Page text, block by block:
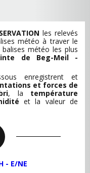
les relevés
météo à traver le
météo les plus
de Beg-Meil -
enregistrent et
et forces de
, la température
et la valeur de
- E/NE